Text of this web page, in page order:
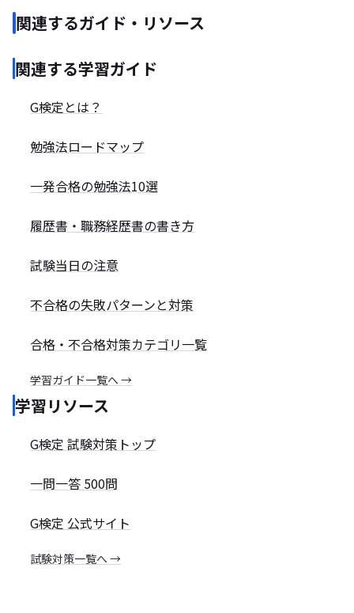
関連するガイド・リソース
関連する学習ガイド
G検定とは？
勉強法ロードマップ
一発合格の勉強法10選
履歴書・職務経歴書の書き方
試験当日の注意
不合格の失敗パターンと対策
合格・不合格対策カテゴリ一覧
学習ガイド一覧へ →
学習リソース
G検定 試験対策トップ
一問一答 500問
G検定 公式サイト
試験対策一覧へ →